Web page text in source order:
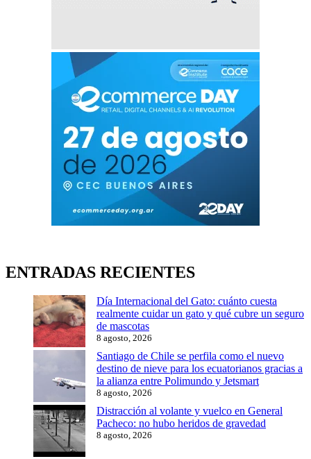
ENTRADAS RECIENTES
Día Internacional del Gato: cuánto cuesta
realmente cuidar un gato y qué cubre un seguro
de mascotas
8 agosto, 2026
Santiago de Chile se perfila como el nuevo
destino de nieve para los ecuatorianos gracias a
la alianza entre Polimundo y Jetsmart
8 agosto, 2026
Distracción al volante y vuelco en General
Pacheco: no hubo heridos de gravedad
8 agosto, 2026